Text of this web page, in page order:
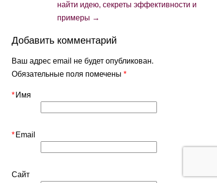
найти идею, секреты эффективности и
примеры →
Добавить комментарий
Ваш адрес email не будет опубликован.
Обязательные поля помечены*
Имя
*
Email
*
Сайт